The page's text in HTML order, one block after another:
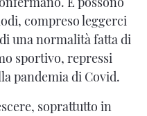
compreso leggerci
una normalità fatta di
sportivo, repressi
pandemia di Covid.
soprattutto in